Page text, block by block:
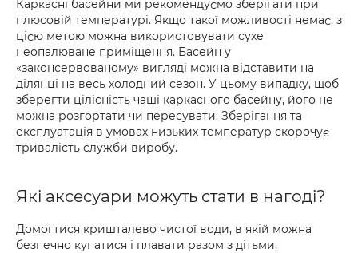
Каркасні басейни ми рекомендуємо зберігати при
плюсовій температурі. Якщо такої можливості немає, з
цією метою можна використовувати сухе
неопалюване приміщення. Басейн у
«законсервованому» вигляді можна відставити на
ділянці на весь холодний сезон. У цьому випадку, щоб
зберегти цілісність чаші каркасного басейну, його не
можна розгортати чи пересувати. Зберігання та
експлуатація в умовах низьких температур скорочує
тривалість служби виробу.
Які аксесуари можуть стати в нагоді?
Домогтися кришталево чистої води, в якій можна
безпечно купатися і плавати разом з дітьми,